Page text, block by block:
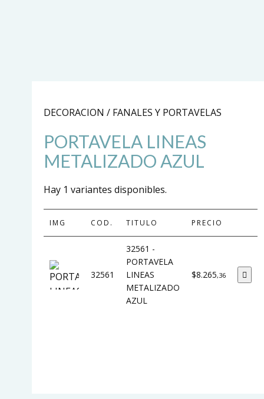
DECORACION / FANALES Y PORTAVELAS
PORTAVELA LINEAS
METALIZADO AZUL
Hay 1 variantes disponibles.
IMG COD. TITULO PRECIO
32561
32561 -
PORTAVELA
LINEAS
METALIZADO
AZUL
$8.265,36